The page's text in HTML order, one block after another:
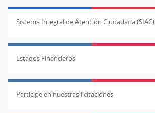
Sistema Integral de Atención Ciudadana (SIAC)
Estados Financieros
Participe en nuestras licitaciones